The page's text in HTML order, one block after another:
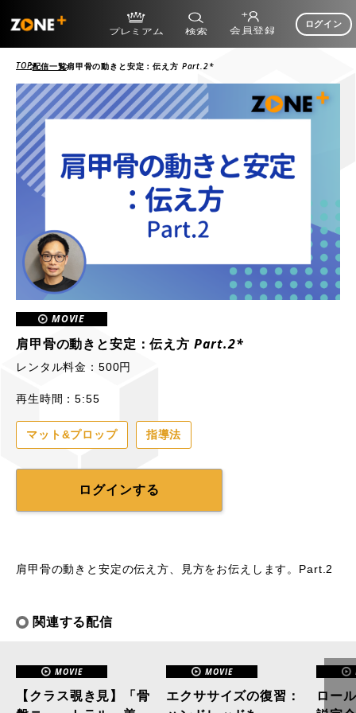
ログイン
TOP配信一覧肩甲骨の動きと安定：伝え方 Part.2*
MOVIE
肩甲骨の動きと安定：伝え方 Part.2*
レンタル料金：500円
再生時間：5:55
マット&プロップ 指導法
ログインする
肩甲骨の動きと安定の伝え方、見方をお伝えします。Part.2
関連する配信
MOVIE
【クラス覗き見】「骨
MOVIE
エクササイズの復習：
ロー